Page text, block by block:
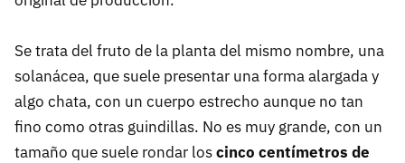
Se trata del fruto de la planta del mismo nombre, una
solanácea, que suele presentar una forma alargada y
algo chata, con un cuerpo estrecho aunque no tan
fino como otras guindillas. No es muy grande, con un
tamaño que suele rondar loscinco centímetros de